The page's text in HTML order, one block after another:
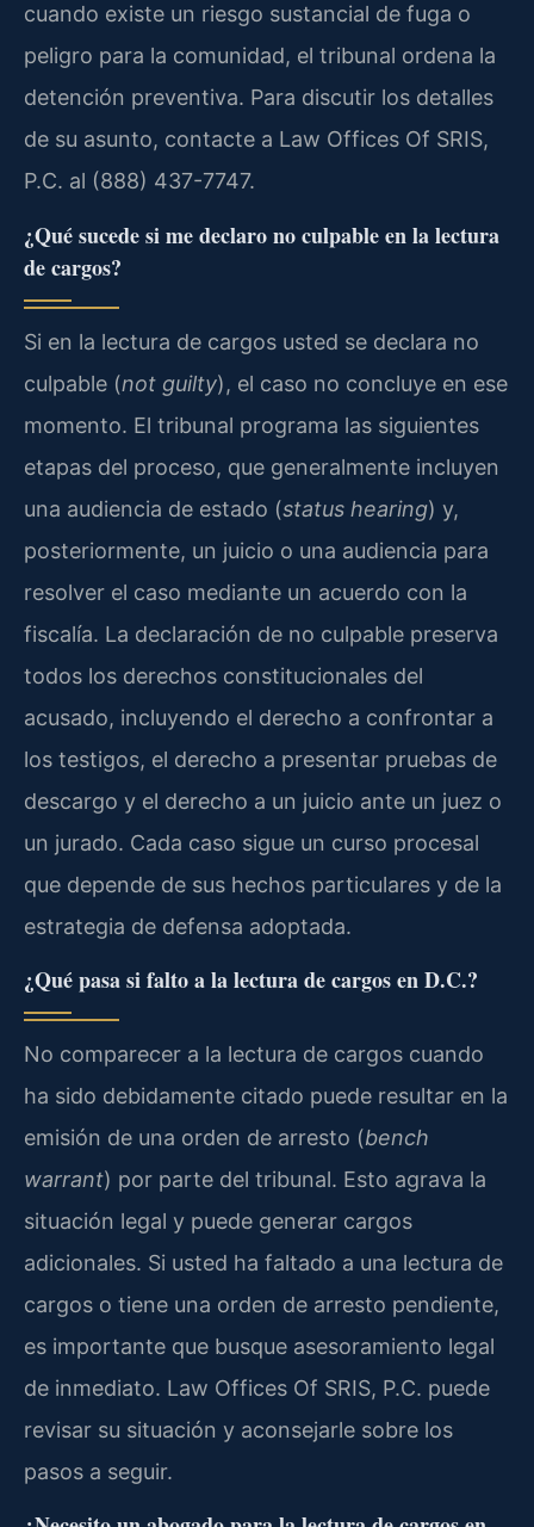
cuando existe un riesgo sustancial de fuga o
peligro para la comunidad, el tribunal ordena la
detención preventiva. Para discutir los detalles
de su asunto, contacte a Law Offices Of SRIS,
P.C. al (888) 437-7747.
¿Qué sucede si me declaro no culpable en la lectura
de cargos?
Si en la lectura de cargos usted se declara no
culpable (not guilty), el caso no concluye en ese
momento. El tribunal programa las siguientes
etapas del proceso, que generalmente incluyen
una audiencia de estado (status hearing) y,
posteriormente, un juicio o una audiencia para
resolver el caso mediante un acuerdo con la
fiscalía. La declaración de no culpable preserva
todos los derechos constitucionales del
acusado, incluyendo el derecho a confrontar a
los testigos, el derecho a presentar pruebas de
descargo y el derecho a un juicio ante un juez o
un jurado. Cada caso sigue un curso procesal
que depende de sus hechos particulares y de la
estrategia de defensa adoptada.
¿Qué pasa si falto a la lectura de cargos en D.C.?
No comparecer a la lectura de cargos cuando
ha sido debidamente citado puede resultar en la
emisión de una orden de arresto (bench
warrant) por parte del tribunal. Esto agrava la
situación legal y puede generar cargos
adicionales. Si usted ha faltado a una lectura de
cargos o tiene una orden de arresto pendiente,
es importante que busque asesoramiento legal
de inmediato. Law Offices Of SRIS, P.C. puede
revisar su situación y aconsejarle sobre los
pasos a seguir.